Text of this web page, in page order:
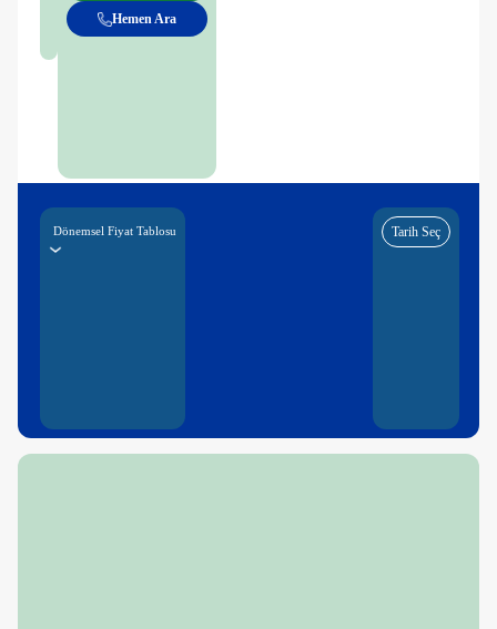
Hemen Ara
Dönemsel Fiyat Tablosu Tarih Seç